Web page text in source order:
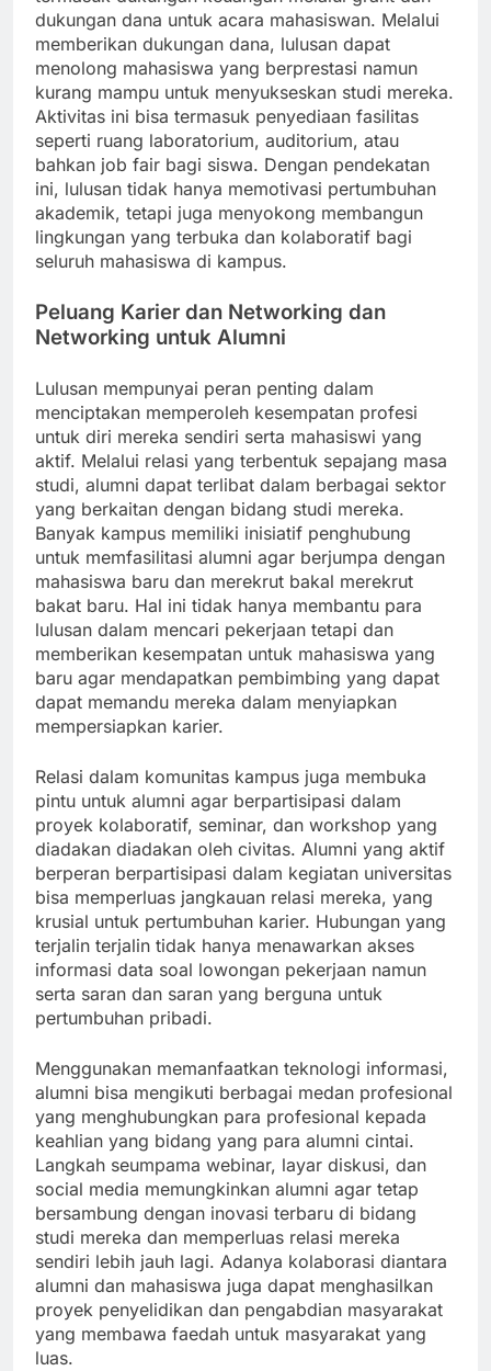
dukungan dana untuk acara mahasiswan. Melalui
memberikan dukungan dana, lulusan dapat
menolong mahasiswa yang berprestasi namun
kurang mampu untuk menyukseskan studi mereka.
Aktivitas ini bisa termasuk penyediaan fasilitas
seperti ruang laboratorium, auditorium, atau
bahkan job fair bagi siswa. Dengan pendekatan
ini, lulusan tidak hanya memotivasi pertumbuhan
akademik, tetapi juga menyokong membangun
lingkungan yang terbuka dan kolaboratif bagi
seluruh mahasiswa di kampus.
Peluang Karier dan Networking dan
Networking untuk Alumni
Lulusan mempunyai peran penting dalam
menciptakan memperoleh kesempatan profesi
untuk diri mereka sendiri serta mahasiswi yang
aktif. Melalui relasi yang terbentuk sepajang masa
studi, alumni dapat terlibat dalam berbagai sektor
yang berkaitan dengan bidang studi mereka.
Banyak kampus memiliki inisiatif penghubung
untuk memfasilitasi alumni agar berjumpa dengan
mahasiswa baru dan merekrut bakal merekrut
bakat baru. Hal ini tidak hanya membantu para
lulusan dalam mencari pekerjaan tetapi dan
memberikan kesempatan untuk mahasiswa yang
baru agar mendapatkan pembimbing yang dapat
dapat memandu mereka dalam menyiapkan
mempersiapkan karier.
Relasi dalam komunitas kampus juga membuka
pintu untuk alumni agar berpartisipasi dalam
proyek kolaboratif, seminar, dan workshop yang
diadakan diadakan oleh civitas. Alumni yang aktif
berperan berpartisipasi dalam kegiatan universitas
bisa memperluas jangkauan relasi mereka, yang
krusial untuk pertumbuhan karier. Hubungan yang
terjalin terjalin tidak hanya menawarkan akses
informasi data soal lowongan pekerjaan namun
serta saran dan saran yang berguna untuk
pertumbuhan pribadi.
Menggunakan memanfaatkan teknologi informasi,
alumni bisa mengikuti berbagai medan profesional
yang menghubungkan para profesional kepada
keahlian yang bidang yang para alumni cintai.
Langkah seumpama webinar, layar diskusi, dan
social media memungkinkan alumni agar tetap
bersambung dengan inovasi terbaru di bidang
studi mereka dan memperluas relasi mereka
sendiri lebih jauh lagi. Adanya kolaborasi diantara
alumni dan mahasiswa juga dapat menghasilkan
proyek penyelidikan dan pengabdian masyarakat
yang membawa faedah untuk masyarakat yang
luas.